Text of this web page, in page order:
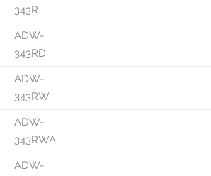
343R
ADW-
343RD
ADW-
343RW
ADW-
343RWA
ADW-